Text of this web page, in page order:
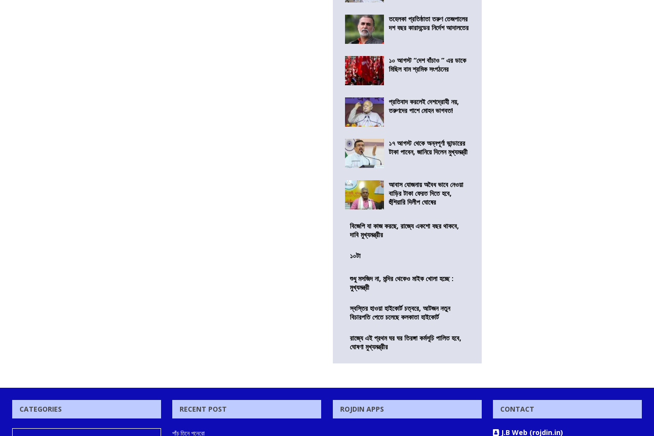
তহেলকা প্রতিষ্ঠাতা তরুণ তেজপালের
দশ বছর কারাদন্ডের নির্দেশ আদালতের
১০ আগস্ট “দেশ বাঁচাও ” এর ডাকে
মিছিল বাম শ্রমিক সংগঠনের
প্রতিবাদ করলেই দেশদ্রোহী নয়,
তরুণদের পাশে মোহন ভাগবত!
১৭ আগস্ট থেকে অন্নপূর্ণা ভান্ডারের
টাকা পাবেন, জানিয়ে দিলেন মুখ্যমন্ত্রী
আবাস যোজনায় অবৈধ ভাবে নেওয়া
বাড়ির টাকা ফেরত দিতে হবে,
হুঁশিয়ারি দিলীপ ঘোষের
বিজেপি যা কাজ করছে, রাজ্যে একশো বছর থাকবে,
দাবি মুখ্যমন্ত্রীর
১০টা
শুধু মসজিদ না, মন্দির থেকেও মাইক খোলা হচ্ছে :
মুখ্যমন্ত্রী
স্বস্তির হাওয়া হাইকোর্ট চত্বরে, আটজন নতুন
বিচারপতি পেতে চলেছে কলকাতা হাইকোর্ট
রাজ্যে এই প্রথম ঘর ঘর তিরঙ্গা কর্মসূচি পালিত হবে,
ঘোষণা মুখ্যমন্ত্রীর
CATEGORIES RECENT POST
পাঁচ তিনে পনেরো
ROJDIN APPS CONTACT
J.B Web (rojdin.in)